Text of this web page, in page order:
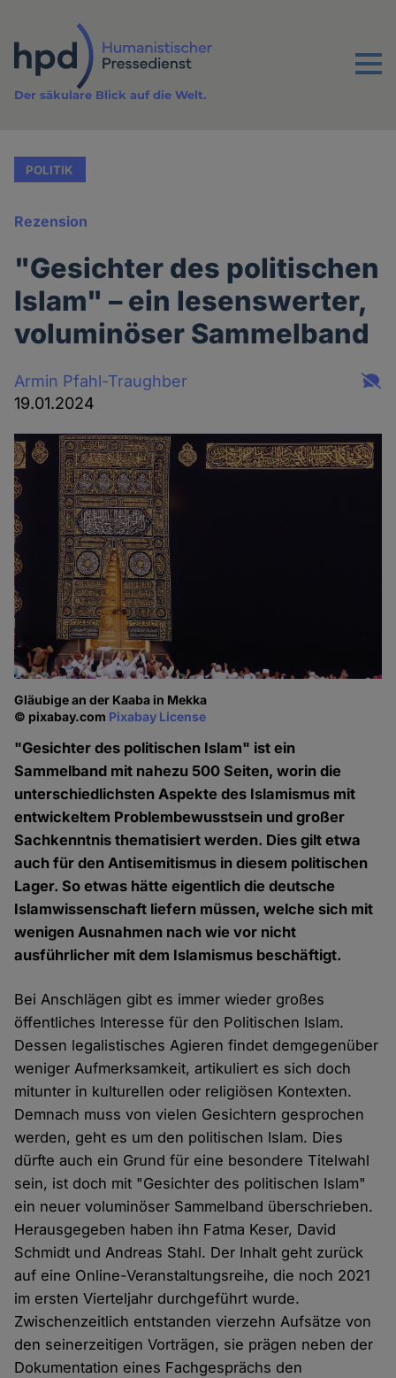
Inhalt
Menu
Der säkulare Blick auf die Welt.
POLITIK
Rezension
"Gesichter des politischen
Islam" – ein lesenswerter,
voluminöser Sammelband
Armin Pfahl-Traughber
19.01.2024
Gläubige an der Kaaba in Mekka
© pixabay.com Pixabay License
"Gesichter des politischen Islam" ist ein
Sammelband mit nahezu 500 Seiten, worin die
unterschiedlichsten Aspekte des Islamismus mit
entwickeltem Problembewusstsein und großer
Sachkenntnis thematisiert werden. Dies gilt etwa
auch für den Antisemitismus in diesem politischen
Lager. So etwas hätte eigentlich die deutsche
Islamwissenschaft liefern müssen, welche sich mit
wenigen Ausnahmen nach wie vor nicht
ausführlicher mit dem Islamismus beschäftigt.
Bei Anschlägen gibt es immer wieder großes
öffentliches Interesse für den Politischen Islam.
Dessen legalistisches Agieren findet demgegenüber
weniger Aufmerksamkeit, artikuliert es sich doch
mitunter in kulturellen oder religiösen Kontexten.
Demnach muss von vielen Gesichtern gesprochen
werden, geht es um den politischen Islam. Dies
dürfte auch ein Grund für eine besondere Titelwahl
sein, ist doch mit "Gesichter des politischen Islam"
ein neuer voluminöser Sammelband überschrieben.
Herausgegeben haben ihn Fatma Keser, David
Schmidt und Andreas Stahl. Der Inhalt geht zurück
auf eine Online-Veranstaltungsreihe, die noch 2021
im ersten Vierteljahr durchgeführt wurde.
Zwischenzeitlich entstanden vierzehn Aufsätze von
den seinerzeitigen Vorträgen, sie prägen neben der
Dokumentation eines Fachgesprächs den